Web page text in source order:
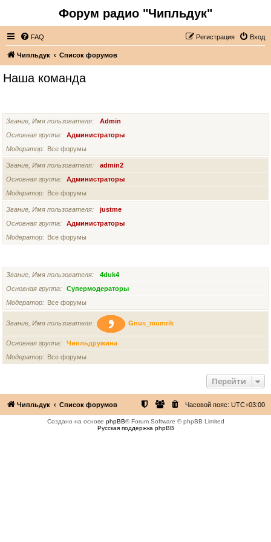
Форум радио "Чипльдук"
FAQ Вход
Регистрация
Чипльдук Список форумов
Наша команда
Звание, Имя пользователя
Admin
Основная группа
Администраторы
Модератор
Все форумы
Звание, Имя пользователя
admin2
Основная группа
Администраторы
Модератор
Все форумы
Звание, Имя пользователя
justme
Основная группа
Администраторы
Модератор
Все форумы
Звание, Имя пользователя
4duk4
Основная группа
Супермодераторы
Модератор
Все форумы
Звание, Имя пользователя Gnus_mumrik
Основная группа
Чипльдружина
Модератор
Все форумы
Перейти
Чипльдук Список форумов Часовой пояс: UTC+03:00
Создано на основе phpBB® Forum Software © phpBB Limited
Русская поддержка phpBB